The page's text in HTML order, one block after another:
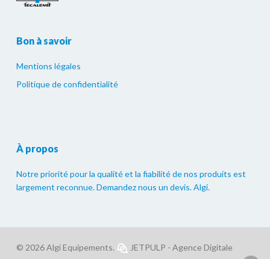
Bon à savoir
Mentions légales
Politique de confidentialité
À propos
Notre priorité pour la qualité et la fiabilité de nos produits est
largement reconnue. Demandez nous un devis. Algi.
© 2026 Algi Equipements. JETPULP - Agence Digitale